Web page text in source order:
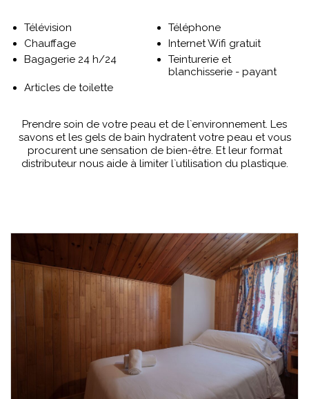
Télévision
Téléphone
Chauffage
Internet Wifi gratuit
Bagagerie 24 h/24
Teinturerie et
blanchisserie - payant
Articles de toilette